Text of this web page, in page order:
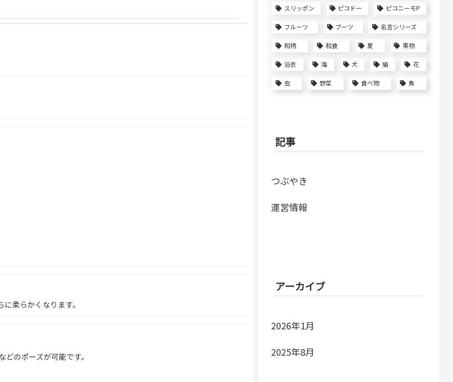
k b
柔らかくなります。
のポーズが可能です。
スリッポン ピコドー ピコニーモP
フルーツ ブーツ 名言シリーズ
和柄 和食 夏 果物
浴衣 海 犬 猫 花
虫 野菜 食べ物 魚
記事
つぶやき
運営情報
アーカイブ
2026年1月
2025年8月